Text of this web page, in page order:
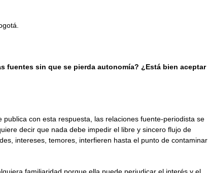
fuentes sin que se pierda autonomía? ¿Está bien aceptar
con esta respuesta, las relaciones fuente-periodista se
decir que nada debe impedir el libre y sincero flujo de
intereses, temores, interfieren hasta el punto de contaminar